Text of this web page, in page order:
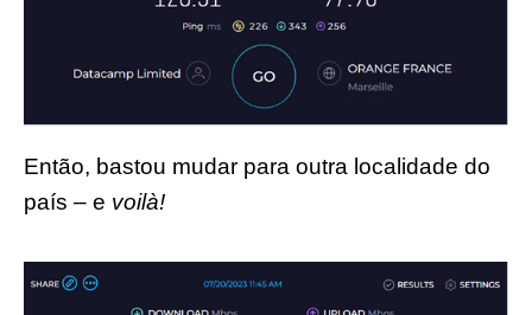
Então, bastou mudar para outra localidade do
país – e voilà!